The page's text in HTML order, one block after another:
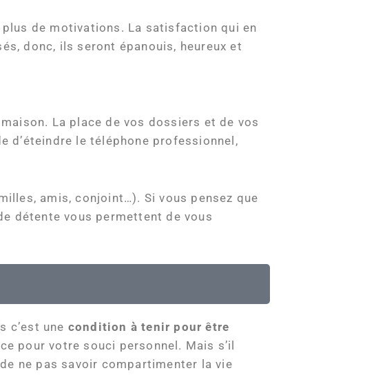
de motivations. La satisfaction qui en
donc, ils seront épanouis, heureux et
La place de vos dossiers et de vos
d’éteindre le téléphone professionnel,
amis, conjoint…). Si vous pensez que
détente vous permettent de vous
c’est une condition à tenir pour être
pour votre souci personnel. Mais s’il
ne pas savoir compartimenter la vie